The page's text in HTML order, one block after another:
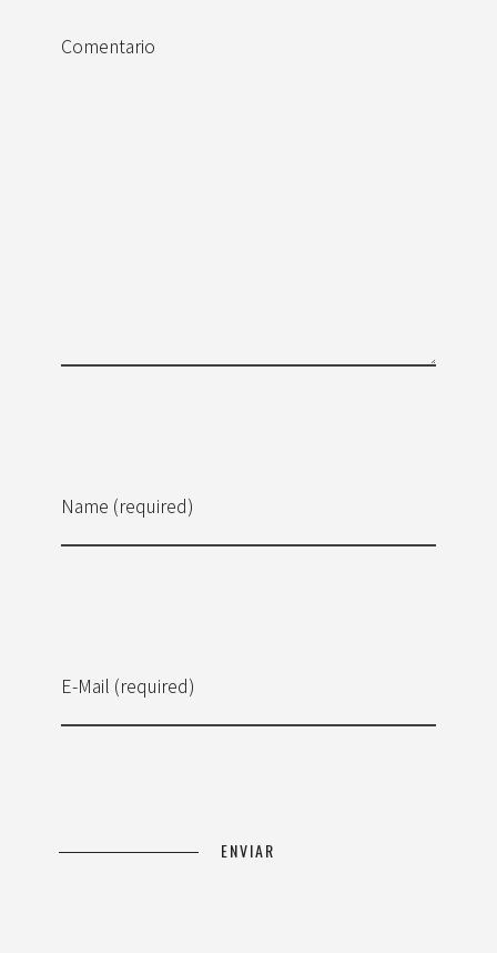
Name (required)
E-Mail (required)
Comentario